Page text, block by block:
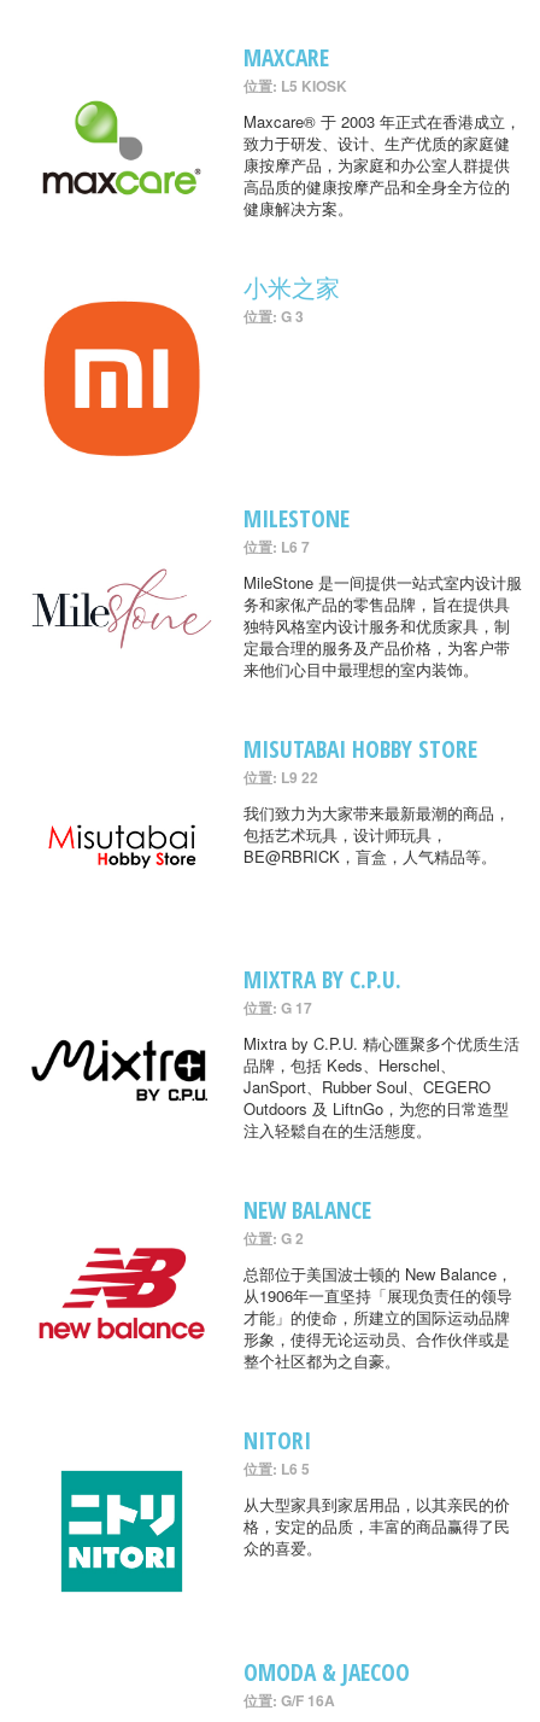
MAXCARE
位置: L5 KIOSK
Maxcare® 于 2003 年正式在香港成立，
致力于研发、设计、生产优质的家庭健
康按摩产品，为家庭和办公室人群提供
高品质的健康按摩产品和全身全方位的
健康解决方案。
小米之家
位置: G 3
MILESTONE
位置: L6 7
MileStone 是一间提供一站式室内设计服
务和家俬产品的零售品牌，旨在提供具
独特风格室内设计服务和优质家具，制
定最合理的服务及产品价格，为客户带
来他们心目中最理想的室内装饰。
MISUTABAI HOBBY STORE
位置: L9 22
我们致力为大家带来最新最潮的商品，
包括艺术玩具，设计师玩具，
BE@RBRICK，盲盒，人气精品等。
MIXTRA BY C.P.U.
位置: G 17
Mixtra by C.P.U. 精心匯聚多个优质生活
品牌，包括 Keds、Herschel、
JanSport、Rubber Soul、CEGERO
Outdoors 及 LiftnGo，为您的日常造型
注入轻鬆自在的生活態度。
NEW BALANCE
位置: G 2
总部位于美国波士顿的 New Balance，
从1906年一直坚持「展现负责任的领导
才能」的使命，所建立的国际运动品牌
形象，使得无论运动员、合作伙伴或是
整个社区都为之自豪。
NITORI
位置: L6 5
从大型家具到家居用品，以其亲民的价
格，安定的品质，丰富的商品赢得了民
众的喜爱。
OMODA & JAECOO
位置: G/F 16A